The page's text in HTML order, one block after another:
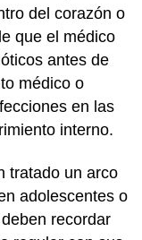
del corazón o
que el médico
antes de
médico o
en las
interno.
tratado un arco
adolescentes o
recordar